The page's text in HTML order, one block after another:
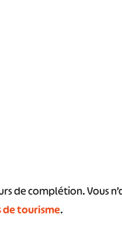
de complétion. Vous
de tourisme.